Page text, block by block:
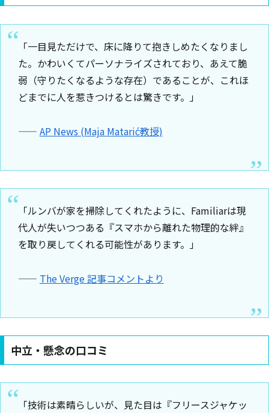
「一目見ただけで、床に降りて抱きしめたくなりまし
た。かわいくてパーソナライズされており、あえて脆
弱（守りたくなるような存在）であることが、これほ
どまでに人を惹きつけるとは驚きです。」
—— AP News (Maja Matarić教授)
「ルンバが家を掃除してくれたように、Familiarは現
代人が失いつつある『スマホから離れた物理的な絆』
を取り戻してくれる可能性があります。」
—— The Verge 記事コメントより
中立・懸念の口コミ
「技術は素晴らしいが、見た目は『フリースジャケッ